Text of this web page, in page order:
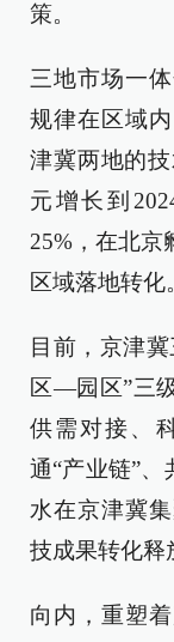
策。
三地市场一
规律在区域
津冀两地的
元增长到
25%，在北京
区域落地转化
目前，京津
区—园区”三
供需对接、
通“产业链”、
水在京津冀
技成果转化释
向内，重塑